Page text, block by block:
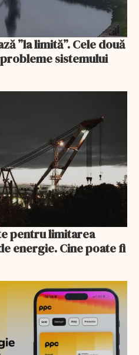
”la limită”. Cele două
sistemului
pentru limitarea
energie. Cine poate fi